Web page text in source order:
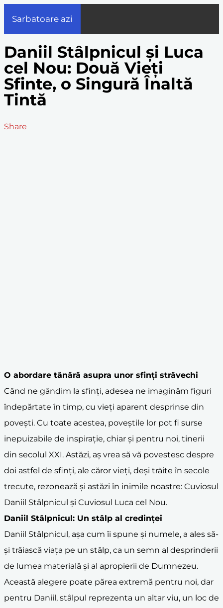
Sarbatoare azi
Daniil Stâlpnicul și Luca
cel Nou: Două Vieți
Sfinte, o Singură Înaltă
Tintă
Share
O abordare tânără asupra unor sfinți străvechi
Când ne gândim la sfinți, adesea ne imaginăm figuri
îndepărtate în timp, cu vieți aparent desprinse din
povești. Cu toate acestea, poveștile lor pot fi surse
inepuizabile de inspirație, chiar și pentru noi, tinerii
din secolul XXI. Astăzi, aș vrea să vă povestesc despre
doi astfel de sfinți, ale căror vieți, deși trăite în secole
trecute, rezonează și astăzi în inimile noastre: Cuviosul
Daniil Stâlpnicul și Cuviosul Luca cel Nou.
Daniil Stâlpnicul: Un stâlp al credinței
Daniil Stâlpnicul, așa cum îi spune și numele, a ales să-
și trăiască viața pe un stâlp, ca un semn al desprinderii
de lumea materială și al apropierii de Dumnezeu.
Această alegere poate părea extremă pentru noi, dar
pentru Daniil, stâlpul reprezenta un altar viu, un loc de